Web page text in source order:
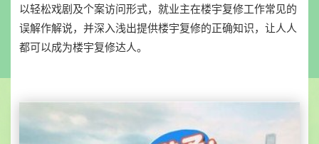
以轻松戏剧及个案访问形式，就业主在楼宇复修工作常见的
误解作解说，并深入浅出提供楼宇复修的正确知识，让人人
都可以成为楼宇复修达人。